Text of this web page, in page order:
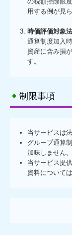
用する例が見ら
時価評価対象
通算制度加入
資産に含み損
す。
制限事項
当サービスは
グループ通算
加味しません。
当サービス提
資料について